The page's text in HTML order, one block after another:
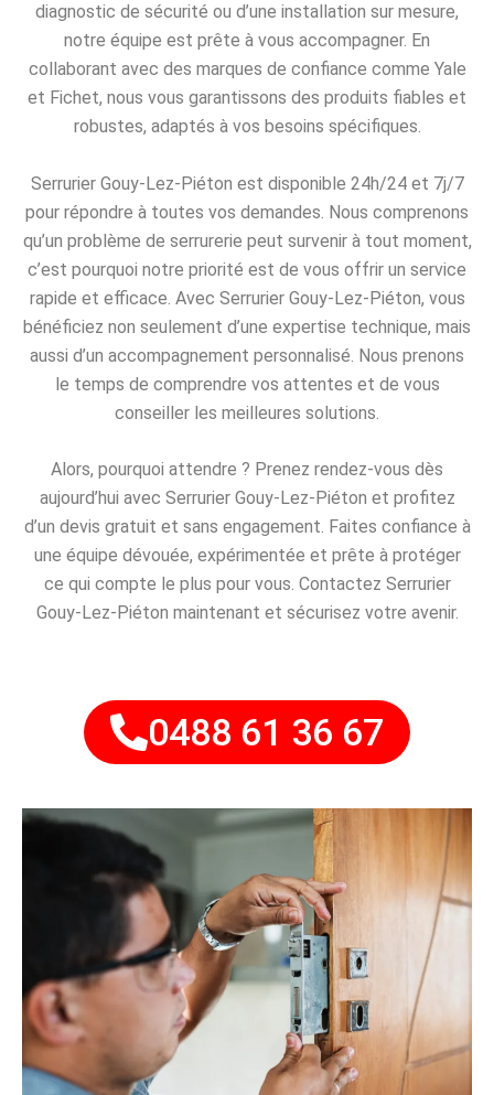
diagnostic de sécurité ou d’une installation sur mesure,
notre équipe est prête à vous accompagner. En
collaborant avec des marques de confiance comme Yale
et Fichet, nous vous garantissons des produits fiables et
robustes, adaptés à vos besoins spécifiques.
Serrurier Gouy-Lez-Piéton est disponible 24h/24 et 7j/7
pour répondre à toutes vos demandes. Nous comprenons
qu’un problème de serrurerie peut survenir à tout moment,
c’est pourquoi notre priorité est de vous offrir un service
rapide et efficace. Avec Serrurier Gouy-Lez-Piéton, vous
bénéficiez non seulement d’une expertise technique, mais
aussi d’un accompagnement personnalisé. Nous prenons
le temps de comprendre vos attentes et de vous
conseiller les meilleures solutions.
Alors, pourquoi attendre ? Prenez rendez-vous dès
aujourd’hui avec Serrurier Gouy-Lez-Piéton et profitez
d’un devis gratuit et sans engagement. Faites confiance à
une équipe dévouée, expérimentée et prête à protéger
ce qui compte le plus pour vous. Contactez Serrurier
Gouy-Lez-Piéton maintenant et sécurisez votre avenir.
0488 61 36 67